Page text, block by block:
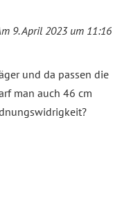
9. April 2023 um 11:16
und da passen die
man auch 46 cm